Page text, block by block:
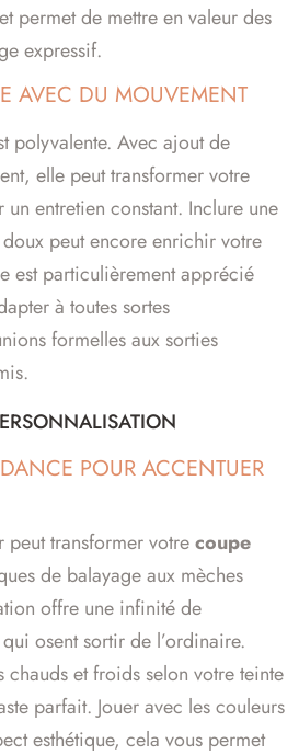
permet de mettre en valeur des
expressif.
AVEC DU MOUVEMENT
polyvalente. Avec ajout de
elle peut transformer votre
entretien constant. Inclure une
peut encore enrichir votre
est particulièrement apprécié
à toutes sortes
formelles aux sorties
POUR ACCENTUER
peut transformer votrecoupe
de balayage aux mèches
offre une infinité de
osent sortir de l’ordinaire.
chauds et froids selon votre teinte
parfait. Jouer avec les couleurs
esthétique, cela vous permet